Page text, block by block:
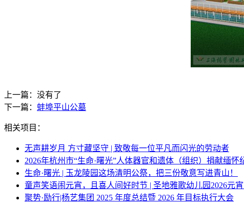
上一篇：没有了
下一篇： 蚌埠平山公墓
相关项目：
无声耕岁月 方寸藏坚守 | 致敬每一位平凡而闪光的劳动者
2026年杭州市“生命·曙光”人体器官和遗体（组织）捐献缅怀
生命·曙光 | 玉龙陵园这场清明公祭，把三份敬意写进青山！
童声笑语闹元宵，且喜人间好时节 | 圣地雅歌幼儿园2026元
聚势·励行|杨艺集团 2025 年度总结暨 2026 年目标执行大会